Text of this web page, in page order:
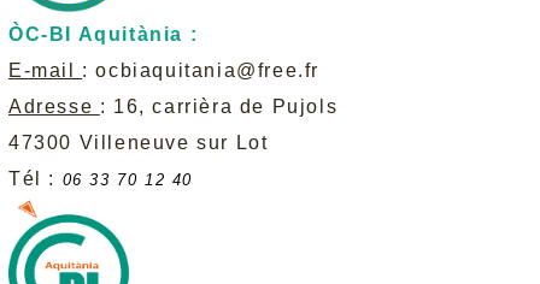
ÒC-BI Aquitània :
E-mail :ocbiaquitania@free.fr
Adresse : 16, carrièra de Pujols
47300 Villeneuve sur Lot
Tél : 06 33 70 12 40